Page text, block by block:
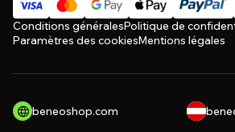
Conditions généralesPolitique de
Paramètres des cookiesMentions légales
beneoshop.com